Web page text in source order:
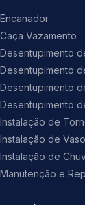
Encanador
Caça Vazamento
Desentupimento
Desentupimento
Desentupimento
Desentupimento
Instalação de
Instalação de
Instalação de
Manutenção e